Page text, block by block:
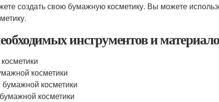
создать свою бумажную косметику. Вы можете
инструментов и
косметики
косметики
косметики